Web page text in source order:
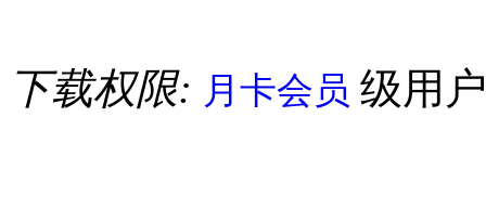
下载权限: 月卡会员 级用